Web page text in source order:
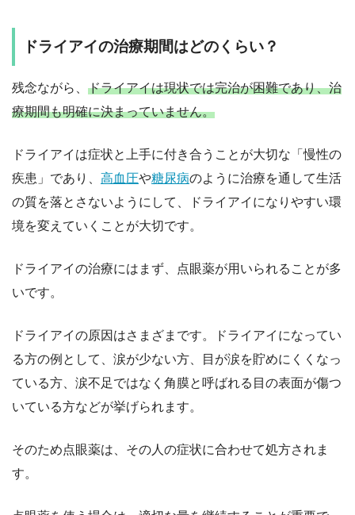
ドライアイの治療期間はどのくらい？
残念ながら、 ドライアイは現状では完治が困難であり、治
療期間も明確に決まっていません。
ドライアイは症状と上手に付き合うことが大切な「慢性の
疾患」であり、 高血圧や糖尿病のように治療を通して生活
の質を落とさないようにして、ドライアイになりやすい環
境を変えていくことが大切です。
ドライアイの治療にはまず、点眼薬が用いられることが多
いです。
ドライアイの原因はさまざまです。ドライアイになってい
る方の例として、涙が少ない方、目が涙を貯めにくくなっ
ている方、涙不足ではなく角膜と呼ばれる目の表面が傷つ
いている方などが挙げられます。
そのため点眼薬は、その人の症状に合わせて処方されま
す。